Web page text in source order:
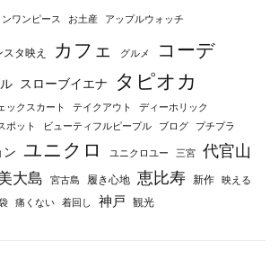
ンワンピース お土産 アップルウォッチ
スタ映え カフェ グルメ コーデ
スローブイエナ タピオカ
ックスカート テイクアウト
ディーホリック
ポット ビューティフルピープル ブログ プチプラ
ン ユニクロ ユニクロユー 三宮 代官山
大島 宮古島 履き心地 恵比寿 新作 映える
痛くない 着回し 神戸 観光